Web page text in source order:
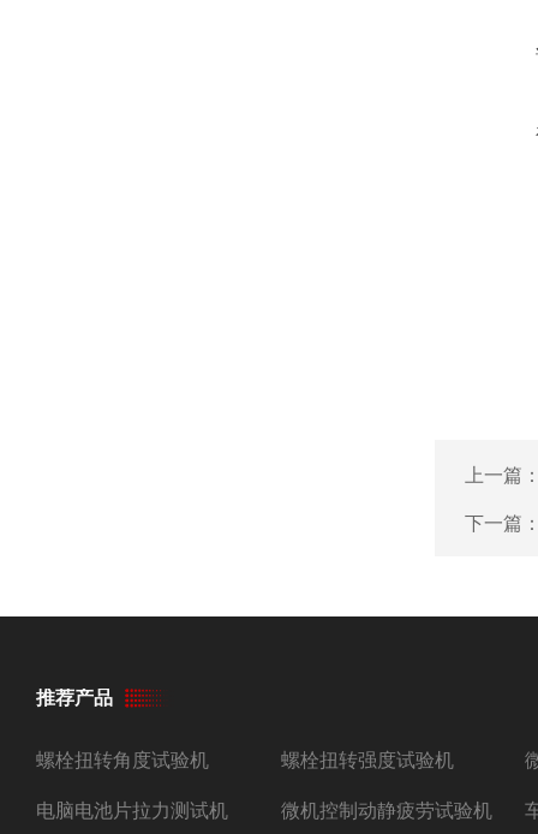
上一篇
下一篇
推荐产品
螺栓扭转角度试验机 螺栓扭转强度试验机
电脑电池片拉力测试机 微机控制动静疲劳试验机